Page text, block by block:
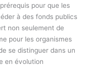
pour que les
à des fonds publics
non seulement de
pour les organismes
se distinguer dans un
en évolution